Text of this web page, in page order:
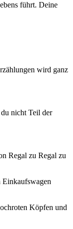
führt. Deine
wird ganz
nicht Teil der
Regal zu Regal zu
Einkaufswagen
Köpfen und